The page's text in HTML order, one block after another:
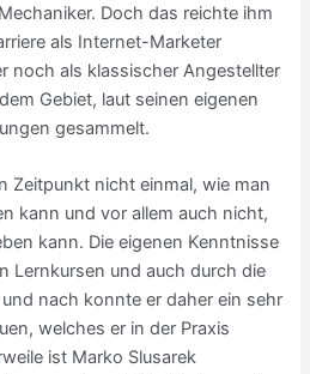
Doch das reichte ihm
als Internet-Marketer
noch als klassischer Angestellter
Gebiet, laut seinen eigenen
gesammelt.
Zeitpunkt nicht einmal, wie man
kann und vor allem auch nicht,
kann. Die eigenen Kenntnisse
Lernkursen und auch durch die
nach konnte er daher ein sehr
welches er in der Praxis
ist Marko Slusarek